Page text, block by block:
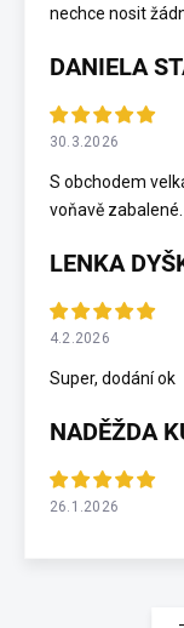
nechce nosit
DANIELA
30.3.2026
S obchodem
voňavě
LENKA
4.2.2026
Super, dodání ok
NADĚŽDA
26.1.2026